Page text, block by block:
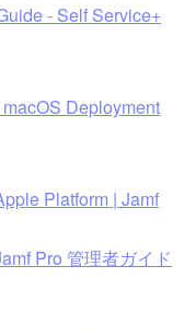
- Self Service+
Deployment
Platform | Jamf
Pro 管理者ガイド